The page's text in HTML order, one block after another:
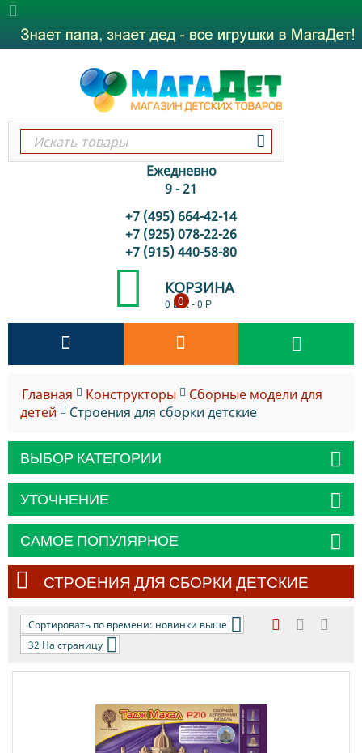
Ежедневно
9 - 21
+7 (495) 664-42-14
+7 (925) 078-22-26
+7 (915) 440-58-80
КОРЗИНА
0 шт.-0 Р
0
Главная Конструкторы
Сборные модели для
детей
Строения для сборки детские
ВЫБОР КАТЕГОРИИ
УТОЧНЕНИЕ
САМОЕ ПОПУЛЯРНОЕ
СТРОЕНИЯ ДЛЯ СБОРКИ ДЕТСКИЕ
Сортировать по времени: новинки выше
32 На страницу